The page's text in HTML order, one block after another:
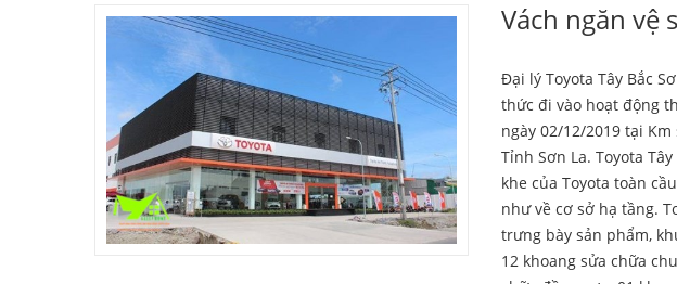
Vách ngăn vệ
Đại lý Toyota Tây Bắc
thức đi vào hoạt động
ngày 02/12/2019 tại
Tỉnh Sơn La. Toyota
khe của Toyota toàn
như về cơ sở hạ tầng.
trưng bày sản phẩm,
12 khoang sửa chữa